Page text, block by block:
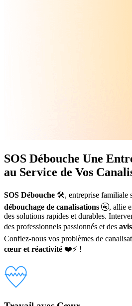
SOS Débouche Une
au Service de Vos
SOS Débouche 🛠️, entreprise familiale
débouchage de canalisations 🚰, allie
des solutions rapides et durables.
des professionnels passionnés et des
Confiez-nous vos problèmes de
cœur et réactivité ❤️⚡ !